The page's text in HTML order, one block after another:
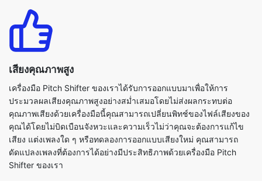
เสียงคุณภาพสูง
เครื่องมือ Pitch Shifter ของเราได้รับการออกแบบมาเพื่อให้การ
ประมวลผลเสียงคุณภาพสูงอย่างสม่ำเสมอโดยไม่ส่งผลกระทบต่อ
คุณได้โดยไม่บิดเบือนจังหวะและความเร็วไม่ว่าคุณจะต้องการแก้ไข
เสียง แต่งเพลงใด ๆ หรือทดลองการออกแบบเสียงใหม่ คุณสามารถ
ดัดแปลงเพลงที่ต้องการได้อย่างมีประสิทธิภาพด้วยเครื่องมือ Pitch
Shifter ของเรา